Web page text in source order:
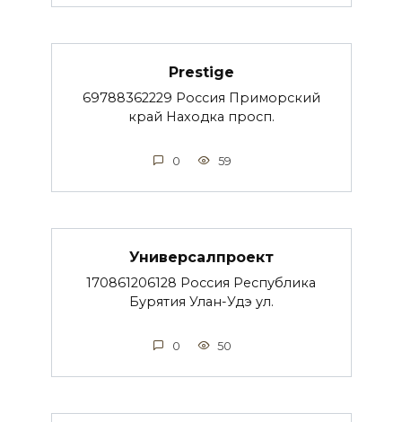
Prestige
69788362229 Россия Приморский
край Находка просп.
0 59
Универсалпроект
170861206128 Россия Республика
Бурятия Улан-Удэ ул.
0 50